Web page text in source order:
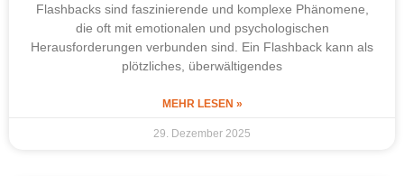
Flashbacks sind faszinierende und komplexe Phänomene,
die oft mit emotionalen und psychologischen
Herausforderungen verbunden sind. Ein Flashback kann als
plötzliches, überwältigendes
MEHR LESEN »
29. Dezember 2025